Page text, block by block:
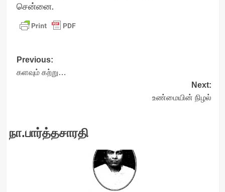
சென்னை.
Post
navigation
Previous:
களவும் கற்று…
Next:
உண்மையின் நிழல்
நா.பார்த்தசாரதி